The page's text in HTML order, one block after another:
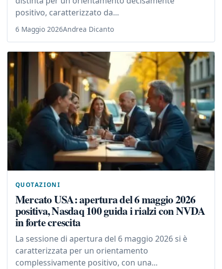
positivo, caratterizzato da...
6 Maggio 2026Andrea Dicanto
QUOTAZIONI
Mercato USA: apertura del 6 maggio 2026
positiva, Nasdaq 100 guida i rialzi con NVDA
in forte crescita
La sessione di apertura del 6 maggio 2026 si è
caratterizzata per un orientamento
complessivamente positivo, con una...